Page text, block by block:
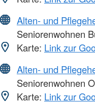
Alten- und
Seniorenwohnen
Karte: Link zur
Alten- und
Seniorenwohnen
Karte: Link zur